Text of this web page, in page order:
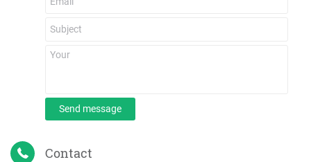
Send message
Contact